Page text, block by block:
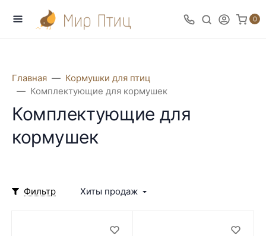
0
Главная
Кормушки для птиц
Комплектующие для кормушек
Комплектующие для
кормушек
Фильтр Хиты продаж